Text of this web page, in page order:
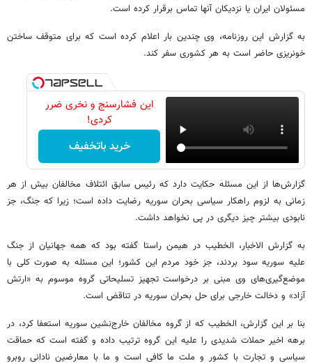
مسئولان ایران یا نزدیکان آنها تماس برقرار کرده است.
به گزارش این روزنامه، وی چندین بار اعلام کرده است که برای متوقف ساختن
خونریزی حاضر است به هر کشوری سفر کند.
این فشارسنج و نخری ضرر
کردی!
خرید باتخفیف
گزارش‌ها از این مسئله حکایت دارد که رئیس سابق ائتلاف مخالفان بیش از هر
زمانی به لزوم راهکار سیاسی بحران سوریه رضایت داده است؛ زیرا که جنگ، جز
نابودی بیشتر چیز دیگری در پی نخواهد داشت.
به گزارش الاخبار، الخطیب در هیمن راستا گفته بود که همه جهانیان از جنگ
علیه سوریه سود بردند، جز خود مردم این کشور؛ این مسئله به صورت کلی با
موضع‌گیری‌های وی مبنی بر درخواست تجهیز تسلیحاتی گروه موسوم به «ارتش
آزاد» و دخالت خارجی برای حل بحران سوریه در تناقض است.
بنا بر این گزارش، الخطیب که از گروه مخالفان خارج‌نشین سوریه استعفا کرد، در
برهه اخیر حملات شدیدی را علیه این گروه ترتیب داده و گفته است که حماقت
سیاسی و تجارت با کشور و ملت ما کافی است و ما با معارضین نادانی روبرو